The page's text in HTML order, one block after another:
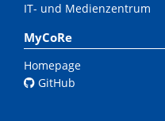
IT- und Medienzentrum
MyCoRe
Homepage
GitHub